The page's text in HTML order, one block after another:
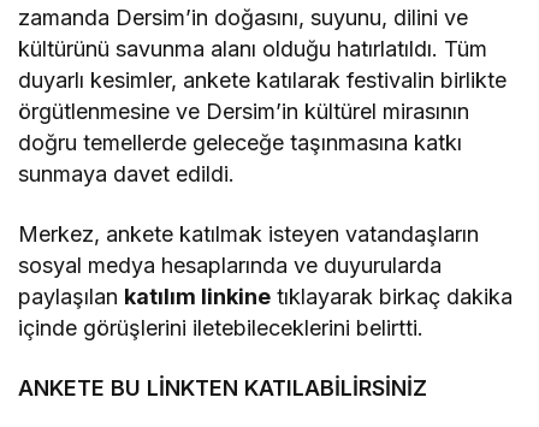
zamanda Dersim’in doğasını, suyunu, dilini ve
kültürünü savunma alanı olduğu hatırlatıldı. Tüm
duyarlı kesimler, ankete katılarak festivalin birlikte
örgütlenmesine ve Dersim’in kültürel mirasının
doğru temellerde geleceğe taşınmasına katkı
sunmaya davet edildi.
Merkez, ankete katılmak isteyen vatandaşların
sosyal medya hesaplarında ve duyurularda
paylaşılan katılım linkine tıklayarak birkaç dakika
içinde görüşlerini iletebileceklerini belirtti.
ANKETE BU LİNKTEN KATILABİLİRSİNİZ